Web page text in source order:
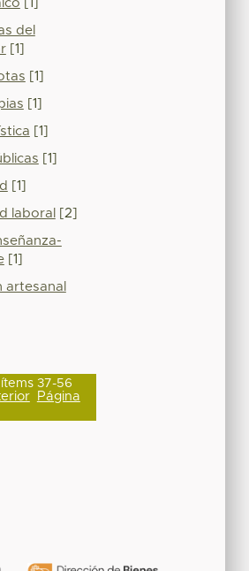
[1]
del
[1]
[1]
[1]
[1]
[1]
[1]
laboral [2]
[1]
artesanal
37-56
Página